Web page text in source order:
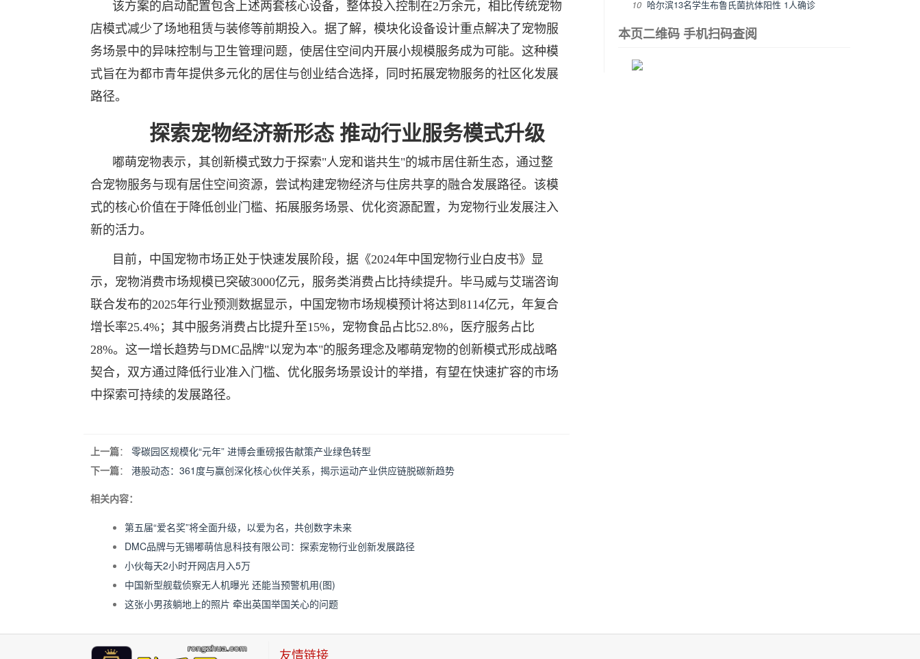
该方案的启动配置包含上述两套核心设备，整体投入控制在2万余元，相比传统宠物
店模式减少了场地租赁与装修等前期投入。据了解，模块化设备设计重点解决了宠物服
务场景中的异味控制与卫生管理问题，使居住空间内开展小规模服务成为可能。这种模
式旨在为都市青年提供多元化的居住与创业结合选择，同时拓展宠物服务的社区化发展
路径。
探索宠物经济新形态 推动行业服务模式升级
嘟萌宠物表示，其创新模式致力于探索"人宠和谐共生"的城市居住新生态，通过整
合宠物服务与现有居住空间资源，尝试构建宠物经济与住房共享的融合发展路径。该模
式的核心价值在于降低创业门槛、拓展服务场景、优化资源配置，为宠物行业发展注入
新的活力。
目前，中国宠物市场正处于快速发展阶段，据《2024年中国宠物行业白皮书》显
示，宠物消费市场规模已突破3000亿元，服务类消费占比持续提升。毕马威与艾瑞咨询
联合发布的2025年行业预测数据显示，中国宠物市场规模预计将达到8114亿元，年复合
增长率25.4%；其中服务消费占比提升至15%，宠物食品占比52.8%，医疗服务占比
28%。这一增长趋势与DMC品牌"以宠为本"的服务理念及嘟萌宠物的创新模式形成战略
契合，双方通过降低行业准入门槛、优化服务场景设计的举措，有望在快速扩容的市场
中探索可持续的发展路径。
上一篇： 零碳园区规模化“元年” 进博会重磅报告献策产业绿色转型
下一篇： 港股动态：361度与赢创深化核心伙伴关系，揭示运动产业供应链脱碳新趋势
相关内容：
第五届“爱名奖”将全面升级，以爱为名，共创数字未来
DMC品牌与无锡嘟萌信息科技有限公司：探索宠物行业创新发展路径
小伙每天2小时开网店月入5万
中国新型舰载侦察无人机曝光 还能当预警机用(图)
这张小男孩躺地上的照片 牵出英国举国关心的问题
10 哈尔滨13名学生布鲁氏菌抗体阳性 1人确诊
本页二维码 手机扫码查阅
友情链接